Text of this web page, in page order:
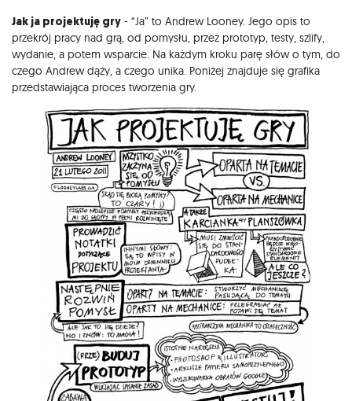
Jak ja projektuję gry - “Ja” to Andrew Looney. Jego opis to
przekrój pracy nad grą, od pomysłu, przez prototyp, testy, szlify,
wydanie, a potem wsparcie. Na każdym kroku parę słów o tym, do
czego Andrew dąży, a czego unika. Poniżej znajduje się grafika
przedstawiająca proces tworzenia gry.